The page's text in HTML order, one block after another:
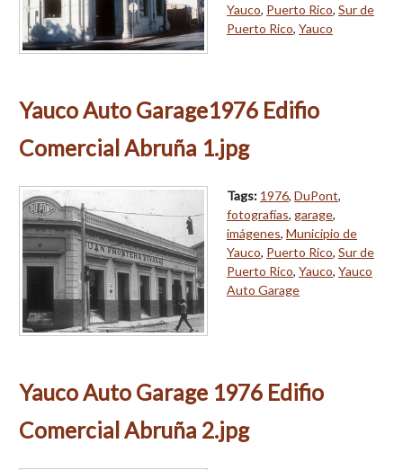
Yauco, Puerto Rico, Sur de
Puerto Rico, Yauco
Yauco Auto Garage1976 Edifio
Comercial Abruña 1.jpg
Tags: 1976, DuPont,
fotografías, garage,
imágenes, Municipio de
Yauco, Puerto Rico, Sur de
Puerto Rico, Yauco, Yauco
Auto Garage
Yauco Auto Garage 1976 Edifio
Comercial Abruña 2.jpg